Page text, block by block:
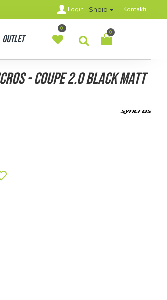
Login Shqip Kontakti
Outlet
0
0
- COUPE 2.0 black matt